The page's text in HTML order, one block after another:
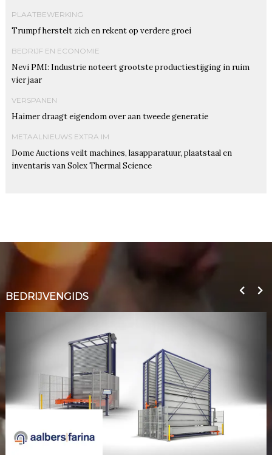
PLAATBEWERKING
Trumpf herstelt zich en rekent op verdere groei
BEDRIJF EN ECONOMIE
Nevi PMI: Industrie noteert grootste productiestijging in ruim
vier jaar
VERSPANEN
Haimer draagt eigendom over aan tweede generatie
METAALNIEUWS EXTRA IM
Dome Auctions veilt machines, lasapparatuur, plaatstaal en
inventaris van Solex Thermal Science
BEDRIJVENGIDS